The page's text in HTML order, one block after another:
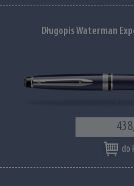
Długopis Waterman
do